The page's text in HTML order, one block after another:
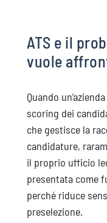
ATS e il
vuole
Quando
scoring dei
che gestisce la
candidature,
il proprio ufficio
presentata come
perché riduce
preselezione.